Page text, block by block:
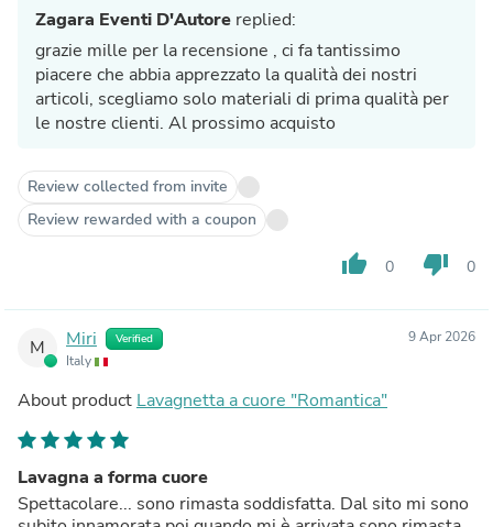
Zagara Eventi D'Autore replied:
grazie mille per la recensione , ci fa tantissimo
piacere che abbia apprezzato la qualità dei nostri
articoli, scegliamo solo materiali di prima qualità per
le nostre clienti. Al prossimo acquisto
Review collected from invite
Review rewarded with a coupon
thumb_up 0 thumb_down 0
M Miri Verified
Italy
9 Apr 2026
About product Lavagnetta a cuore "Romantica"
Lavagna a forma cuore
Spettacolare... sono rimasta soddisfatta. Dal sito mi sono